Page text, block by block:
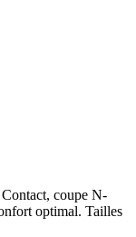
coupe N-
optimal. Tailles